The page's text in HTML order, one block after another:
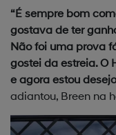
“É sempre bom
gostava de ter
Não foi uma prova
gostei da estreia. O
e agora estou
adiantou, Breen na